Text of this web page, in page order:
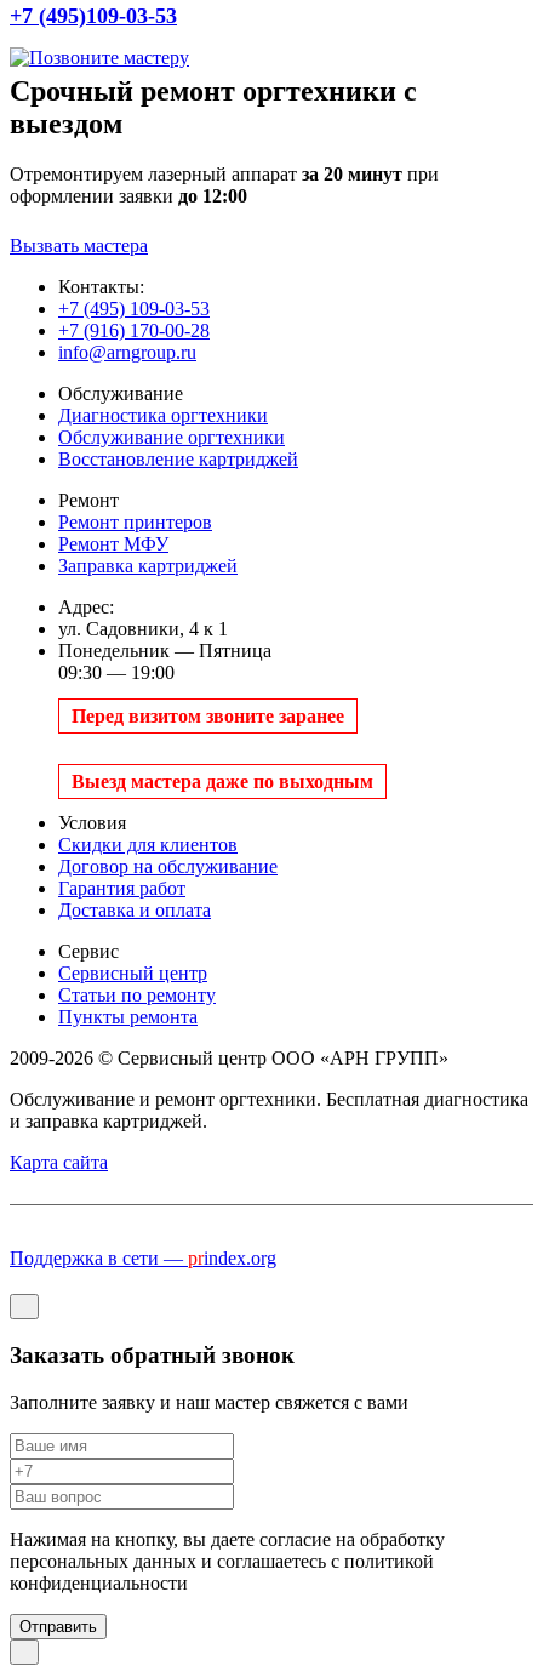
+7 (495)109-03-53
Срочный ремонт оргтехники с
выездом
Отремонтируем лазерный аппарат за 20 минут при
оформлении заявки до 12:00
Вызвать мастера
Контакты:
+7 (495) 109-03-53
+7 (916) 170-00-28
info@arngroup.ru
Обслуживание
Диагностика оргтехники
Обслуживание оргтехники
Восстановление картриджей
Ремонт
Ремонт принтеров
Ремонт МФУ
Заправка картриджей
Адрес:
ул. Садовники, 4 к 1
Понедельник — Пятница
09:30 — 19:00
Перед визитом звоните заранее
Выезд мастера даже по выходным
Условия
Скидки для клиентов
Договор на обслуживание
Гарантия работ
Доставка и оплата
Сервис
Сервисный центр
Статьи по ремонту
Пункты ремонта
2009-2026 © Сервисный центр ООО «АРН ГРУПП»
Обслуживание и ремонт оргтехники. Бесплатная диагностика
и заправка картриджей.
Карта сайта
Поддержка в сети — prindex.org
Заказать обратный звонок
Заполните заявку и наш мастер свяжется с вами
Нажимая на кнопку, вы даете согласие на обработку
персональных данных и соглашаетесь c политикой
конфиденциальности
Отправить